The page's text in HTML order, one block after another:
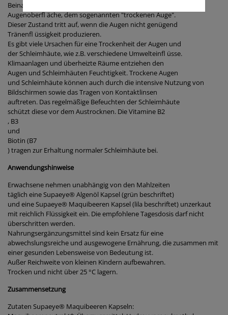
Beinahe jeder Fünfte leidet unter Benetzungsstörungen der
Augenoberfl äche, dem sogenannten "trockenen Auge".
Dieser Zustand tritt auf, wenn die Augen nicht genügend
Tränenfl üssigkeit produzieren.
Es gibt viele Ursachen für eine Trockenheit der Augen und
der Schleimhäute, wie z.B. verschiedene Umwelteinfl üsse.
Klimaanlagen und überheizte Räume entziehen den
Augen und Schleimhäuten Feuchtigkeit. Trockene Augen
und Schleimhäute können auch durch die intensive Nutzung von
Bildschirmen sowie das Tragen von Kontaktlinsen
auftreten. Das regelmäßige Befeuchten der Schleimhäute
schützt diese vor dem Austrocknen. Die Vitamine B2
, B3
und
Biotin (B7
) tragen zur Erhaltung normaler Schleimhäute bei.
Anwendungshinweise
Erwachsene nehmen unabhängig von den Mahlzeiten
täglich eine Supaeye® Algenöl Kapsel (grün beschriftet)
und eine Supaeye® Maquibeeren Kapsel (lila beschriftet) unzerkaut
mit reichlich Flüssigkeit ein. Die empfohlene Tagesdosis darf nicht
überschritten werden.
Nahrungsergänzungsmittel sind kein Ersatz für eine
abwechslungsreiche und ausgewogene Ernährung, die zusammen mit
einer gesunden Lebensweise von Bedeutung ist.
Außer Reichweite von kleinen Kindern aufbewahren.
Trocken und nicht über 25 °C lagern.
Zusammensetzung
Zutaten Supaeye® Maquibeeren Kapseln: